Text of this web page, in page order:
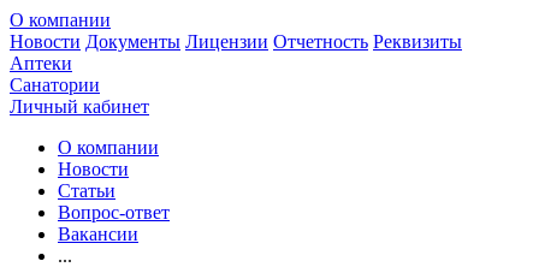
О компании
Новости Документы Лицензии Отчетность Реквизиты
Аптеки
Санатории
Личный кабинет
О компании
Новости
Статьи
Вопрос-ответ
Вакансии
...